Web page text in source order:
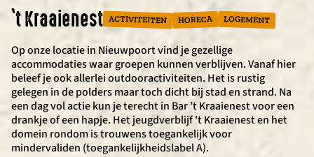
‘t Kraaienest ACTIVITEITEN HORECA LOGEMENT
Op onze locatie in Nieuwpoort vind je gezellige
accommodaties waar groepen kunnen verblijven. Vanaf hier
beleef je ook allerlei outdooractiviteiten. Het is rustig
gelegen in de polders maar toch dicht bij stad en strand. Na
een dag vol actie kun je terecht in Bar ’t Kraaienest voor een
drankje of een hapje. Het jeugdverblijf 't Kraaienest en het
domein rondom is trouwens toegankelijk voor
mindervaliden (toegankelijkheidslabel A).
Phare East ACTIVITEITEN HORECA
Aan zee in Oostende vind je onze locatie Phare East, dé plek
voor tal van toffe zee- en strandactiviteiten. Na al die actie
kun je gezellig neerstrijken in de bar-bistro Phare East, waar
je geniet van een drankje en/of hapje op het strand.
BEKIJK LOCATIE>>
De Kwinte ACTIVITEITEN HORECA
Aan het Sint-Laureinsstrand van Westende staat de
Beachclub De Kwinte, dé uitvalsbasis voor al je strand- en
watersportactiviteiten zoals Zeilwagenrijden, Zeeraften,
Golfsurfen & nog veel meer!
BEKIJK LOCATIE>>
Koko Loco ACTIVITEITEN HORECA
De Koko Loco (Surfclub Westende | Nieuwpoort) ligt aan het
Spaarbekken, dé ideale plek om te windsurfen of suppen in
een rustige, groene omgeving. Daarnaast geniet je in de
gezellige Koko Loco-bar van verfrissend drankjes en lekker
eten.
BEKIJK LOCATIE>>